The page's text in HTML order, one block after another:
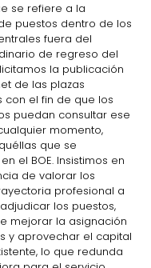
se refiere a la
puestos dentro de los
fuera del
de regreso del
la publicación
de las plazas
con el fin de que los
puedan consultar ese
momento,
que se
el BOE. Insistimos en
de valorar los
profesional a
los puestos,
mejorar la asignación
y aprovechar el capital
lo que redunda